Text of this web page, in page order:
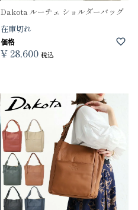
Dakota ルーチェ ショルダーバッグ
在庫切れ
価格
¥28,600 税込